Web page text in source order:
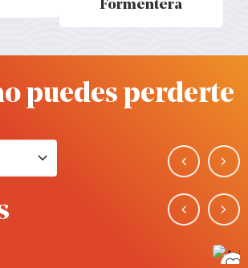
Formentera
Activitats a Formentera -
puedes perderte
Toggle Select